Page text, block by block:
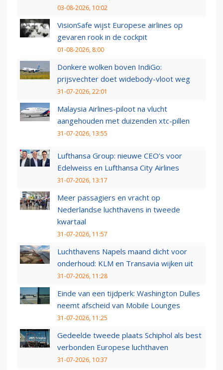
03-08-2026, 10:02
VisionSafe wijst Europese airlines op
gevaren rook in de cockpit
01-08-2026, 8:00
Donkere wolken boven IndiGo:
prijsvechter doet widebody-vloot weg
31-07-2026, 22:01
Malaysia Airlines-piloot na vlucht
aangehouden met duizenden xtc-pillen
31-07-2026, 13:55
Lufthansa Group: nieuwe CEO’s voor
Edelweiss en Lufthansa City Airlines
31-07-2026, 13:17
Meer passagiers en vracht op
Nederlandse luchthavens in tweede
kwartaal
31-07-2026, 11:57
Luchthavens Napels maand dicht voor
onderhoud: KLM en Transavia wijken uit
31-07-2026, 11:28
Einde van een tijdperk: Washington Dulles
neemt afscheid van Mobile Lounges
31-07-2026, 11:25
Gedeelde tweede plaats Schiphol als best
verbonden Europese luchthaven
31-07-2026, 10:37